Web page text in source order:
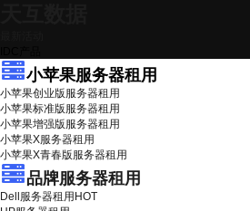
小苹果服务器租用
小苹果创业版服务器租用
小苹果标准版服务器租用
小苹果增强版服务器租用
小苹果X服务器租用
小苹果X青春版服务器租用
品牌服务器租用
Dell服务器租用 HOT